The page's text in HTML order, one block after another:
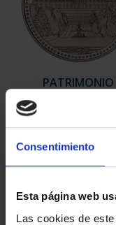
Consentimiento
Esta página web
Las cookies de
PATRIMONIO
NACIONAL II -
73,00 €